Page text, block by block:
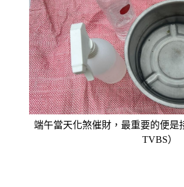
端午當天化煞催財，最重要的便是
TVBS）